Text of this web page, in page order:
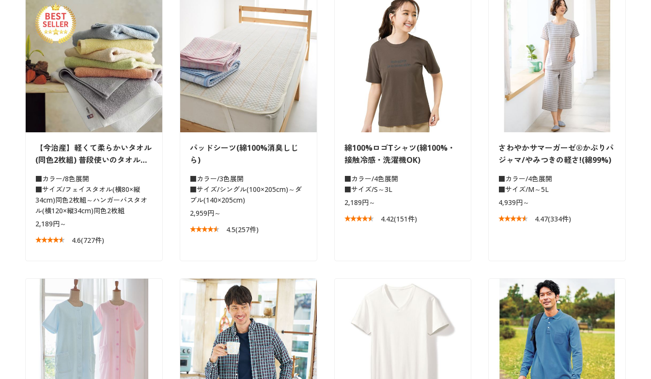
【今治産】軽くて柔らかいタオル
(同色2枚組) 普段使いのタオル…
■カラー/8色展開
■サイズ/フェイスタオル(横80×縦
34cm)同色2枚組～ハンガーバスタオ
ル(横120×縦34cm)同色2枚組
2,189円～
4.6(727件)
パッドシーツ(綿100%消臭しじ
ら)
■カラー/3色展開
■サイズ/シングル(100×205cm)～ダ
ブル(140×205cm)
2,959円～
4.5(257件)
綿100%ロゴTシャツ(綿100%・
接触冷感・洗濯機OK)
■カラー/4色展開
■サイズ/S～3L
2,189円～
4.42(151件)
さわやかサマーガーゼ®かぶりパ
ジャマ/やみつきの軽さ!(綿99%)
■カラー/4色展開
■サイズ/M～5L
4,939円～
4.47(334件)